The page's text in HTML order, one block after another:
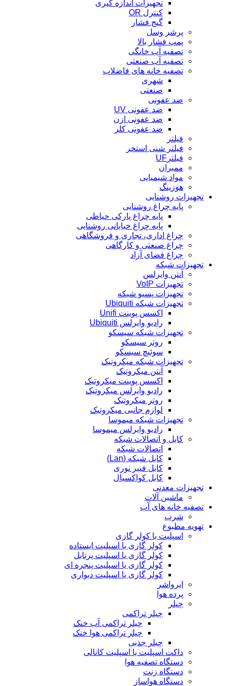
تجهیزات اندازه گیری
کنترل OR
گیج فشار
پرشر وسل
پمپ فشار بالا
تصفیه آب خانگی
تصفیه آب صنعتی
تصفیه خانه های فاضلاب
شهری
صنعتی
ضد عفونی
ضد عفونی UV
ضد عفونی ازن
ضد عفونی کلر
فیلتر
فیلتر شنی استخر
فیلترUF
ممبران
مواد شیمیایی
هوزینگ
تجهیزات روشنایی
پایه چراغ روشنایی
پایه چراغ پارکی حیاطی
پایه چراغ خیابانی روشنایی
چراغ اداری، تجاری و فروشگاهی
چراغ صنعتی و کارگاهی
چراغ فضای آزاد
تجهیزات شبکه
آنتن وایرلس
تجهیزات VoIP
تجهیزات پسیو شبکه
تجهیزات شبکه Ubiquiti
اکسس پوینت Unifi
رادیو وایرلس Ubiquiti
تجهیزات شبکه سیسکو
روتر سیسکو
سوئیچ سیسکو
تجهیزات شبکه میکروتیک
آنتن میکروتیک
اکسس پوینت میکروتیک
رادیو وایرلس میکروتیک
روتر میکروتیک
لوازم جانبی میکروتیک
تجهیزات شبکه میموسا
رادیو وایرلس میموسا
کابل و اتصالات شبکه
اتصالات شبکه
کابل شبکه (Lan)
کابل فیبر نوری
کابل کواکسیال
تجهیزات معدنی
ماشین آلات
تصفیه خانه های آب
شرب
تهویه مطبوع
اسپلیت یا کولر گازی
کولر گازی یا اسپلیت ایستاده
کولر گازی یا اسپلیت پرتابل
کولر گازی یا اسپلیت پنجره ای
کولر گازی یا اسپلیت دیواری
ایرواشر
پرده هوا
چیلر
چیلر تراکمی
چیلر تراکمی آب خنک
چیلر تراکمی هوا خنک
چیلر جذبی
داکت اسپلیت یا اسپلیت کانالی
دستگاه تصفیه هوا
دستگاه زنت
دستگاه هواساز